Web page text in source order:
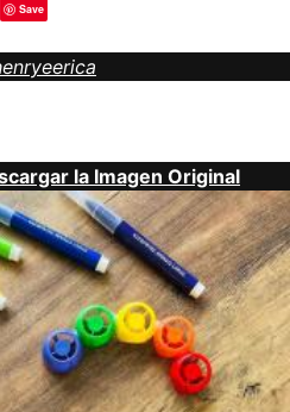
Save
la Imagen Original